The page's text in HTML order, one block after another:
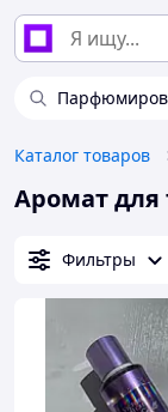
Каталог товаров
Аромат для
Фильтры